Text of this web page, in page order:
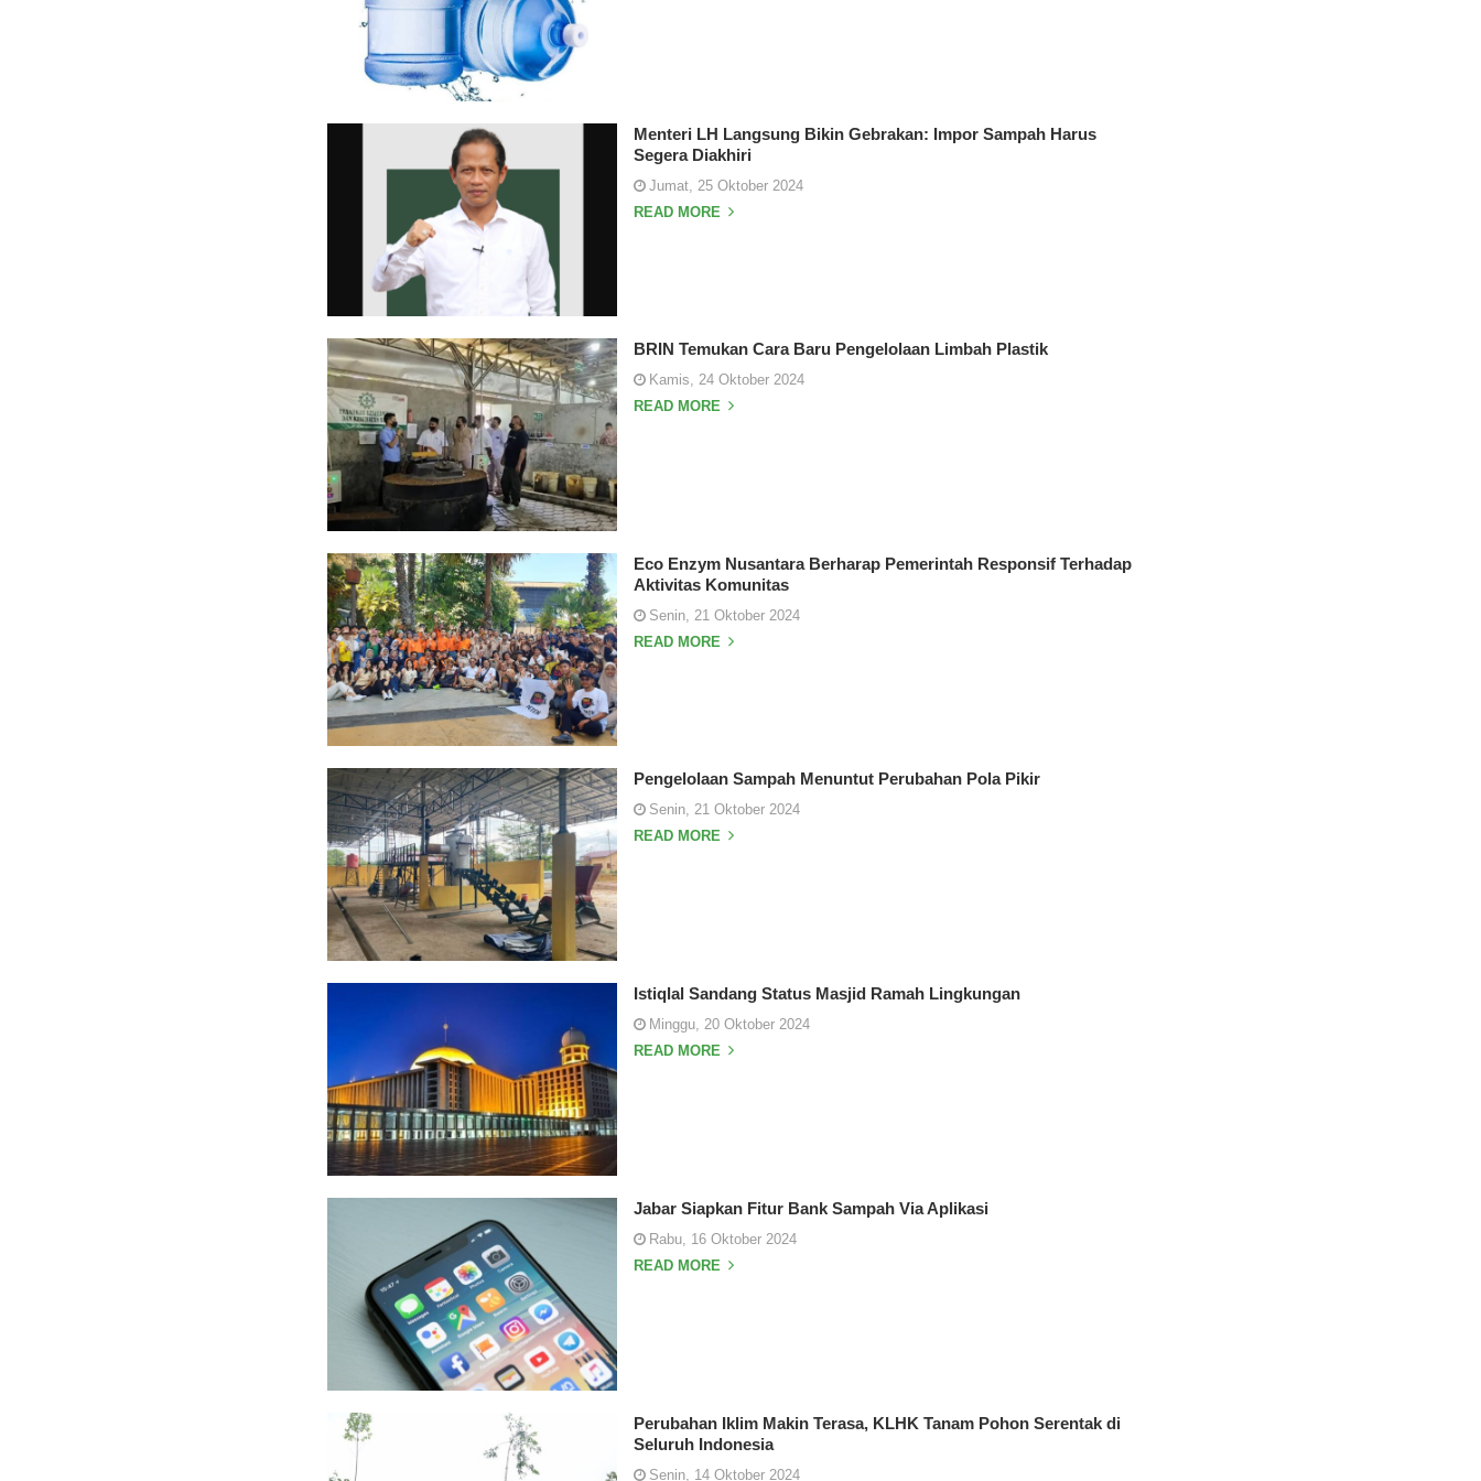
Menteri LH Langsung Bikin Gebrakan: Impor Sampah Harus
Segera Diakhiri
Jumat, 25 Oktober 2024
READ MORE
BRIN Temukan Cara Baru Pengelolaan Limbah Plastik
Kamis, 24 Oktober 2024
READ MORE
Eco Enzym Nusantara Berharap Pemerintah Responsif Terhadap
Aktivitas Komunitas
Senin, 21 Oktober 2024
READ MORE
Pengelolaan Sampah Menuntut Perubahan Pola Pikir
Senin, 21 Oktober 2024
READ MORE
Istiqlal Sandang Status Masjid Ramah Lingkungan
Minggu, 20 Oktober 2024
READ MORE
Jabar Siapkan Fitur Bank Sampah Via Aplikasi
Rabu, 16 Oktober 2024
READ MORE
Perubahan Iklim Makin Terasa, KLHK Tanam Pohon Serentak di
Seluruh Indonesia
Senin, 14 Oktober 2024